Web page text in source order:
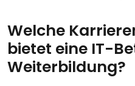
Welche
bietet eine IT-
Weiterbildung?